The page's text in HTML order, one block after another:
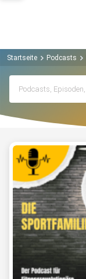
Startseite Podcasts